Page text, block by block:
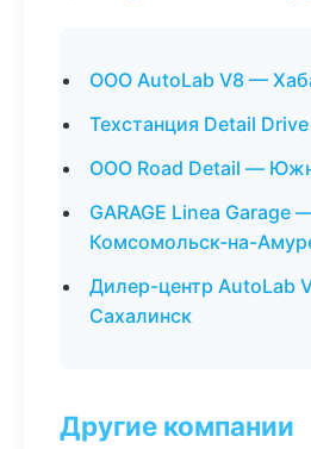
ООО AutoLab V8 —
Техстанция Detail
ООО Road Detail —
GARAGE Linea Garage
Комсомольск-на-
Дилер-центр
Сахалинск
Другие компании